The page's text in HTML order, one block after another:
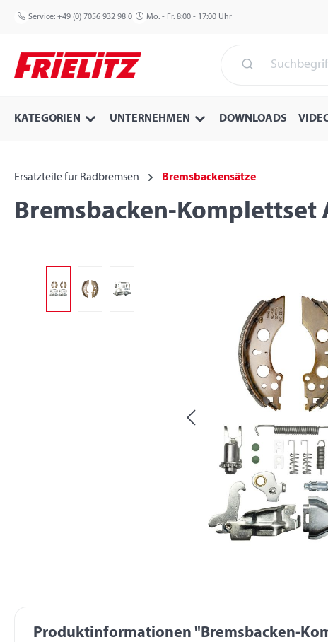
Hauptinhalt springen
Zur Suche springen
Zur Hauptnavigation springen
Service: +49 (0) 7056 932 98 0 Mo. - Fr. 8:00 - 17:00 Uhr
KATEGORIEN UNTERNEHMEN DOWNLOADS
Ersatzteile für Radbremsen Bremsbackensätze
Bremsbacken-Komplettset
Produktinformationen "Bremsbacken-